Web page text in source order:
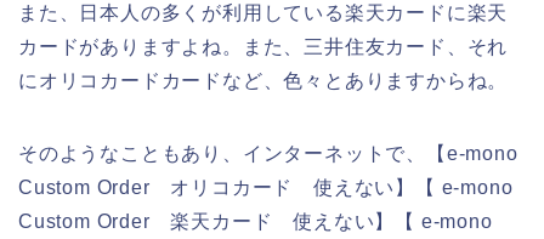
また、日本人の多くが利用している楽天カードに楽天
カードがありますよね。また、三井住友カード、それ
にオリコカードカードなど、色々とありますからね。
そのようなこともあり、インターネットで、【e-mono
Custom Order オリコカード 使えない】【 e-mono
Custom Order 楽天カード 使えない】【 e-mono